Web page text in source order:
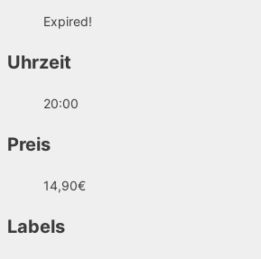
Expired!
Uhrzeit
20:00
Preis
14,90€
Labels